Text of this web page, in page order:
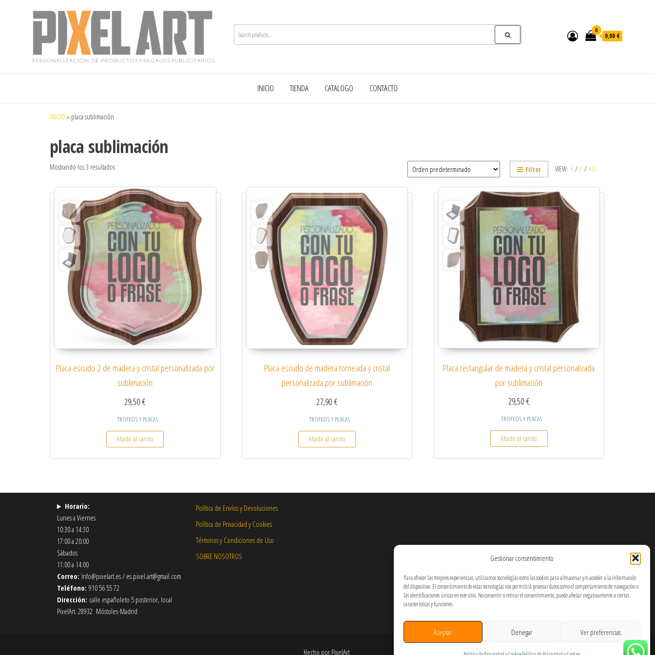
Gestionar consentimiento
Para ofrecer las mejores experiencias, utilizamos tecnologías como las cookies para almacenar y/o acceder a la información
del dispositivo. El consentimiento de estas tecnologías nos permitirá procesar datos como el comportamiento de navegación o
las identificaciones únicas en este sitio. No consentir o retirar el consentimiento, puede afectar negativamente a ciertas
características y funciones.
Aceptar Denegar Ver preferencias
Pixelart
en móstoles
0
0,00 €
INICIO TIENDA CATALOGO CONTACTO
INICIO » placa sublimación
placa sublimación
VIEW: 6 / 9 / ALL
Filter
Mostrando los 3 resultados
Placa escudo 2 de madera y cristal personalizada por
sublimación
29,50€
TROFEOS Y PLACAS
Añadir al carrito
Placa escudo de madera torneada y cristal
personalizada por sublimación
27,90€
TROFEOS Y PLACAS
Añadir al carrito
Placa rectangular de madera y cristal personalizada
por sublimación
29,50€
TROFEOS Y PLACAS
Añadir al carrito
Horario:
Lunes a Viernes
10:30 a 14:30
17:00 a 20:00
Sábados
11:00 a 14:00
Correo: Info@pixelart.es / es.pixel.art@gmail.com
Teléfono: 910 56 55 72
Dirección: calle españoleto 5 posterior, local
PixelArt. 28932 Móstoles-Madrid
Política de Envíos y Devoluciones
Política de Privacidad y Cookies
Términos y Condiciones de Uso
SOBRE NOSOTROS
Hecho por PixelArt